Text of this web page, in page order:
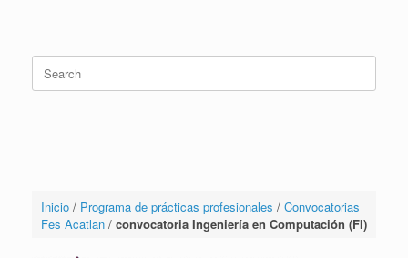
Inicio/ Programa de prácticas profesionales / Convocatorias
Fes Acatlan/ convocatoria Ingeniería en Computación (FI)